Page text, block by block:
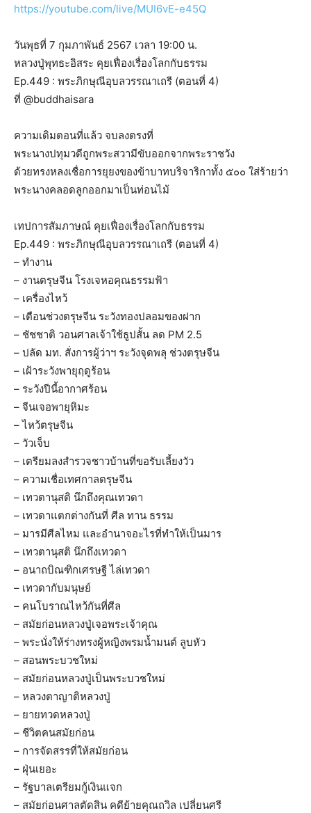
https://youtube.com/live/MUI6vE-e45Q
วันพุธที่​ 7 กุมภาพันธ์ 2567 เวลา 19:00 น.
หลวงปู่พุทธะอิสระ คุยเฟื่องเรื่องโลกกับธรรม
Ep.449 : พระภิกษุณีอุบลวรรณาเถรี (ตอนที่ 4)
ที่ @buddhaisara
ความเดิมตอนที่แล้ว จบลงตรงที่
พระนางปทุมวดีถูกพระสวามีขับออกจากพระราชวัง
ด้วยทรงหลงเชื่อการยุยงของข้าบาทบริจาริกาทั้ง ๕๐๐ ใส่ร้ายว่า
พระนางคลอดลูกออกมาเป็นท่อนไม้
เทปการสัมภาษณ์ คุยเฟื่องเรื่องโลกกับธรรม
Ep.449 : พระภิกษุณีอุบลวรรณาเถรี (ตอนที่ 4)
– ทำงาน
– งานตรุษจีน โรงเจหอคุณธรรมฟ้า
– เครื่องไหว้
– เตือนช่วงตรุษจีน ระวังทองปลอมของฝาก
– ชัชชาติ วอนศาลเจ้าใช้ธูปสั้น ลด PM 2.5
– ปลัด มท. สั่งการผู้ว่าฯ ระวังจุดพลุ ช่วงตรุษจีน
– เฝ้าระวังพายุฤดูร้อน
– ระวังปีนี้อากาศร้อน
– จีนเจอพายุหิมะ
– ไหว้ตรุษจีน
– วัวเจ็บ
– เตรียมลงสำรวจชาวบ้านที่ขอรับเลี้ยงวัว
– ความเชื่อเทศกาลตรุษจีน
– เทวตานุสติ นึกถึงคุณเทวดา
– เทวดาแตกต่างกันที่ ศีล ทาน ธรรม
– มารมีศีลไหม และอำนาจอะไรที่ทำให้เป็นมาร
– เทวตานุสติ นึกถึงเทวดา
– อนาถบิณฑิกเศรษฐี ไล่เทวดา
– เทวดากับมนุษย์
– คนโบราณไหว้กันที่ศีล
– สมัยก่อนหลวงปู่เจอพระเจ้าคุณ
– พระนั่งให้ร่างทรงผู้หญิงพรมน้ำมนต์ ลูบหัว
– สอนพระบวชใหม่
– สมัยก่อนหลวงปู่เป็นพระบวชใหม่
– หลวงตาญาติหลวงปู่
– ยายทวดหลวงปู่
– ชีวิตคนสมัยก่อน
– การจัดสรรที่ให้สมัยก่อน
– ฝุ่นเยอะ
– รัฐบาลเตรียมกู้เงินแจก
– สมัยก่อนศาลตัดสิน คดีย้ายคุณถวิล เปลี่ยนศรี